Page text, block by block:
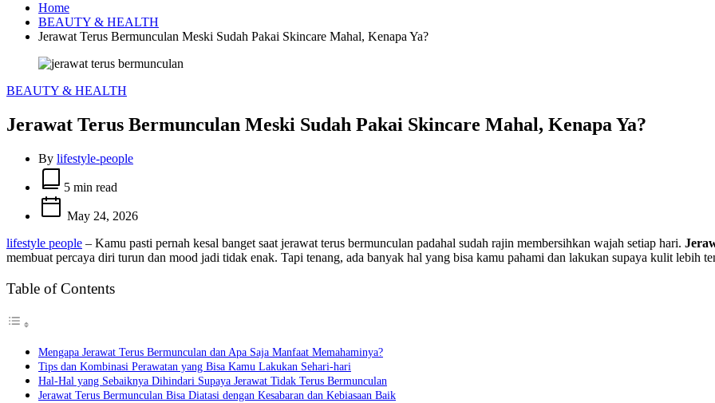
Home
BEAUTY & HEALTH
Jerawat Terus Bermunculan Meski Sudah Pakai Skincare Mahal, Kenapa Ya?
Categories
BEAUTY & HEALTH
Jerawat Terus Bermunculan Meski Sudah Pakai Skincare Mahal, Kenapa Ya?
By lifestyle-people
Estimated
read
time
5 min read
May 24, 2026
lifestyle people – Kamu pasti pernah kesal banget saat jerawat terus bermunculan padahal sudah rajin membersihkan wajah setiap hari.
membuat percaya diri turun dan mood jadi tidak enak. Tapi tenang, ada banyak hal yang bisa kamu pahami dan lakukan supaya kulit lebih
Table of Contents
Mengapa Jerawat Terus Bermunculan dan Apa Saja Manfaat Memahaminya?
Tips dan Kombinasi Perawatan yang Bisa Kamu Lakukan Sehari-hari
Hal-Hal yang Sebaiknya Dihindari Supaya Jerawat Tidak Terus Bermunculan
Jerawat Terus Bermunculan Bisa Diatasi dengan Kesabaran dan Kebiasaan Baik